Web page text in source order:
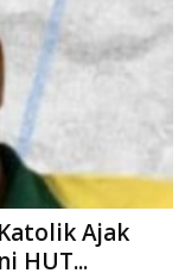
Ajak
HUT...